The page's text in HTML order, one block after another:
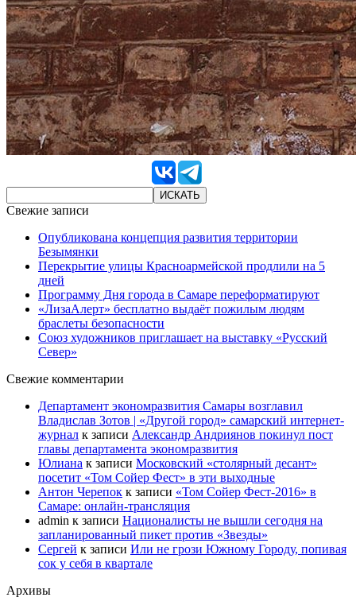
Свежие записи
Опубликована концепция развития территории
Безымянки
Перекрытие улицы Красноармейской продлили на 5
дней
Программу Дня города в Самаре переформатируют
«ЛизаАлерт» бесплатно выдаёт пожилым людям
браслеты безопасности
Союз художников приглашает на выставку «Русский
Север»
Свежие комментарии
Департамент экономразвития Самары возглавил
Владислав Зотов | «Другой город» самарский интернет-
журнал к записи Александр Андриянов покинул пост
главы департамента экономразвития
Юлиана к записи Московский «столярный десант»
посетит «Том Сойер Фест» в эти выходные
Антон Черепок к записи «Том Сойер Фест-2016» в
Самаре: онлайн-трансляция
admin к записи Националисты не вышли сегодня на
запланированный пикет против «Звезды»
Сергей к записи Или не грози Южному Городу, попивая
сок у себя в квартале
Архивы